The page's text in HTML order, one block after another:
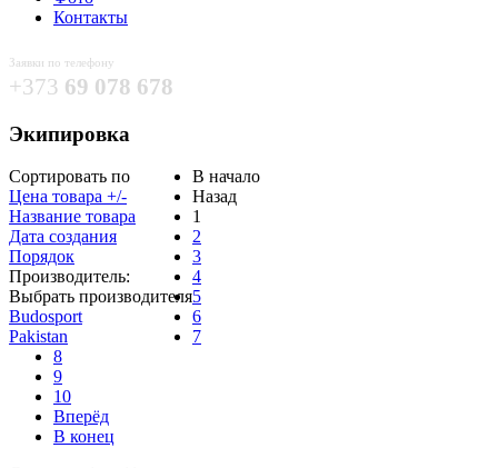
Контакты
Заявки по телефону
+373 69 078 678
Экипировка
Сортировать по
Цена товара +/-
Название товара
Дата создания
Порядок
Производитель:
Выбрать производителя
Budosport
Pakistan
В начало
Назад
1
2
3
4
5
6
7
8
9
10
Вперёд
В конец